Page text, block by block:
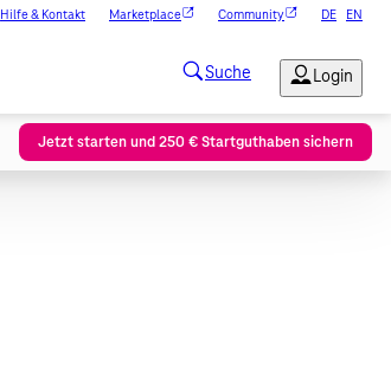
Hilfe & Kontakt Marketplace Community DE EN
Jetzt starten und 250 € Startguthaben sichern